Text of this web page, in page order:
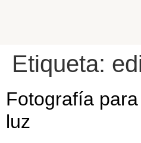
Etiqueta:
Fotografía
luz